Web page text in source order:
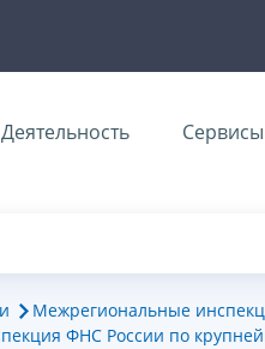
Деятельность Сервисы
Межрегиональные
ФНС России по